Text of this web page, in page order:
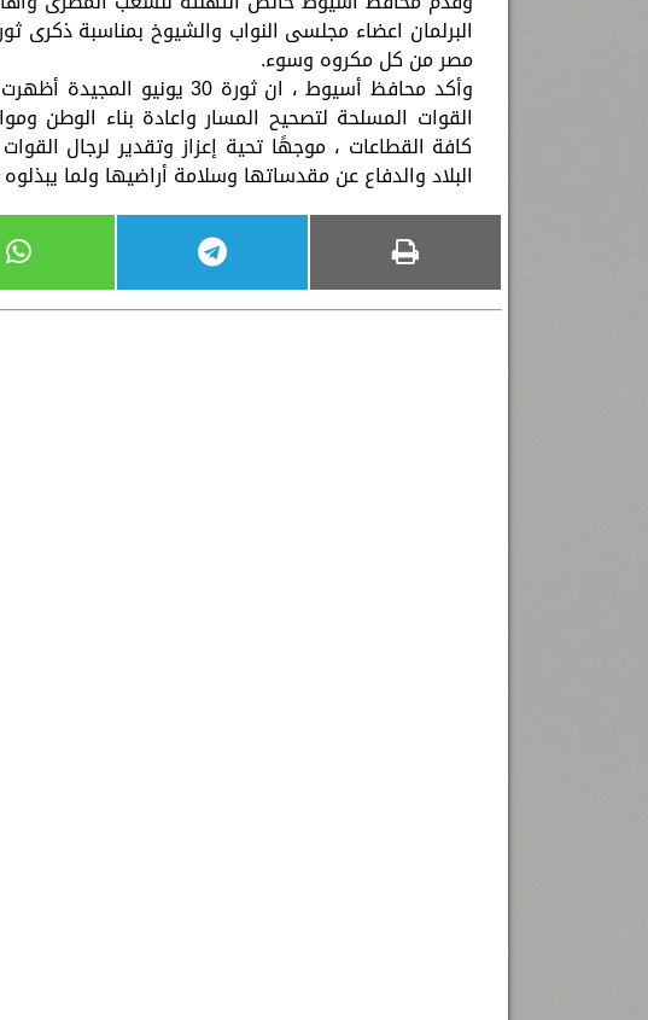
مصر من كل مكروه وسوء.
وأكد محافظ أسيوط ، ان ثورة
القوات المسلحة لتصحيح المسار واعادة بناء الوطن
كافة القطاعات ، موجهًا تحية إعزاز وتقدير لرجال
البلاد والدفاع عن مقدساتها وسلامة أراضيها ولما